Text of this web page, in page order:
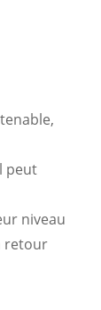
peut
niveau
retour